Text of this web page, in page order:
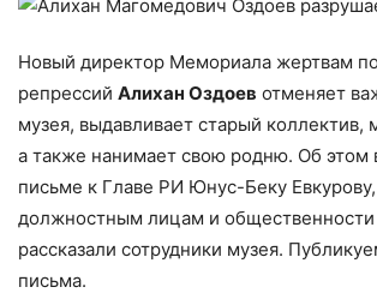
Новый директор Мемориала жертвам
репрессий Алихан Оздоев отменяет
музея, выдавливает старый коллектив,
а также нанимает свою родню. Об этом
письме к Главе РИ Юнус-Беку
должностным лицам и
рассказали сотрудники музея.
письма.